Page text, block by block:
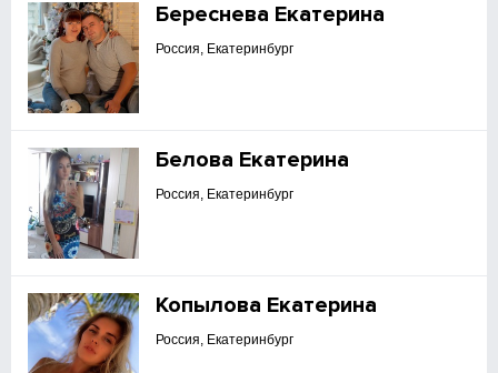
Береснева Екатерина
Россия, Екатеринбург
Белова Екатерина
Россия, Екатеринбург
Копылова Екатерина
Россия, Екатеринбург